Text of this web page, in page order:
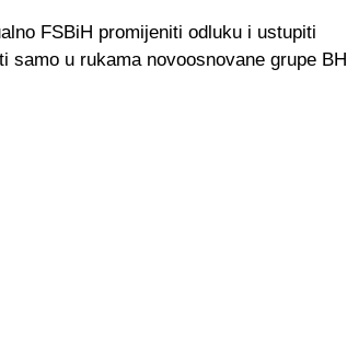
FSBiH promijeniti odluku i ustupiti
u rukama novoosnovane grupe BH